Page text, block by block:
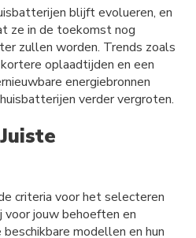
blijft evolueren, en
ze in de toekomst nog
zullen worden. Trends zoals
oplaadtijden en een
energiebronnen
verder vergroten.
criteria voor het selecteren
jouw behoeften en
modellen en hun